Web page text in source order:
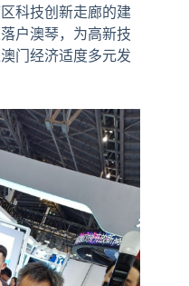
科技创新走廊的建
户澳琴，为高新技
门经济适度多元发